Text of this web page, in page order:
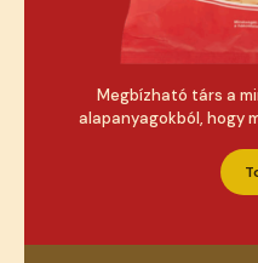
Megbízható társ a
alapanyagokból, hogy